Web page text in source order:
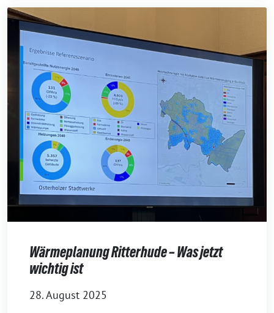
Wärmeplanung Ritterhude – Was jetzt
wichtig ist
28. August 2025